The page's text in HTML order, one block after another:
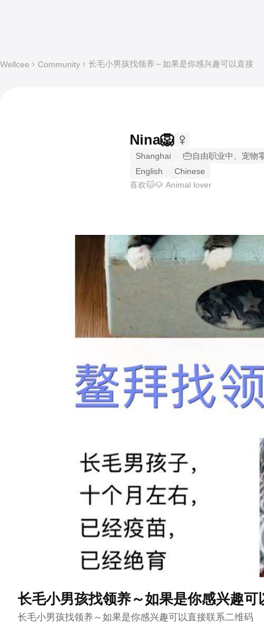
Wellcee Community 长毛小男孩找领养～如果是你感兴趣可以直接
Nina🦁
Shanghai
自由职业中、宠物
English
Chinese
喜欢🐱🐶 Animal lover
长毛小男孩找领养～如果是你感兴趣可
长毛小男孩找领养～如果是你感兴趣可以直接联系二维码